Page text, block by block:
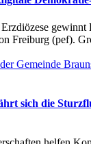
gewinnt
Freiburg (pef).
sich die